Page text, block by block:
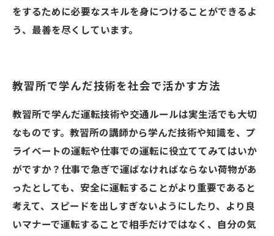
をするために必要なスキルを身につけることができるよ
う、最善を尽くしています。
教習所で学んだ技術を社会で活かす方法
教習所で学んだ運転技術や交通ルールは実生活でも大切
なものです。教習所の講師から学んだ技術や知識を、プ
ライベートの運転や仕事での運転に役立ててみてはいか
がですか？仕事で急ぎで運ばなければならない荷物があ
ったとしても、安全に運転することがより重要であると
考えて、スピードを出しすぎないようにしたり、より良
いマナーで運転することで相手だけではなく、自分の気